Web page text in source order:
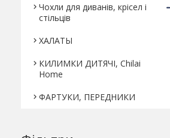
Чохли для диванів, крісел і
стільців
ХАЛАТЫ
КИЛИМКИ ДИТЯЧІ, Chilai
Home
ФАРТУКИ, ПЕРЕДНИКИ